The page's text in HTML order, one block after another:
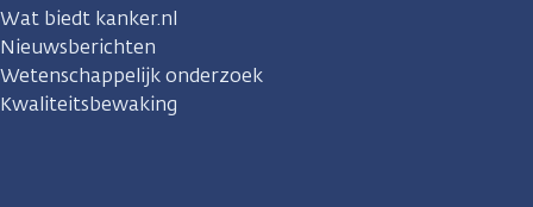
Wat biedt kanker.nl
Nieuwsberichten
Wetenschappelijk onderzoek
Kwaliteitsbewaking